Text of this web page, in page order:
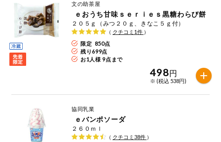
コープ商品
今週の新登場
よりどりでお
トク
ポイントがも
らえる！
文の助茶屋
ｅおうち甘味ｓｅｒｉｅｓ黒糖わらび餅
２０５ｇ（みつ２０ｇ、きなこ５ｇ付）
（ クチコミ 1件 ）
限定 850点
残り 699点
お1人様 9点まで
498円
※ (税込 538円)
協同乳業
ｅバンポソーダ
２６０ｍｌ
（ クチコミ38件 ）